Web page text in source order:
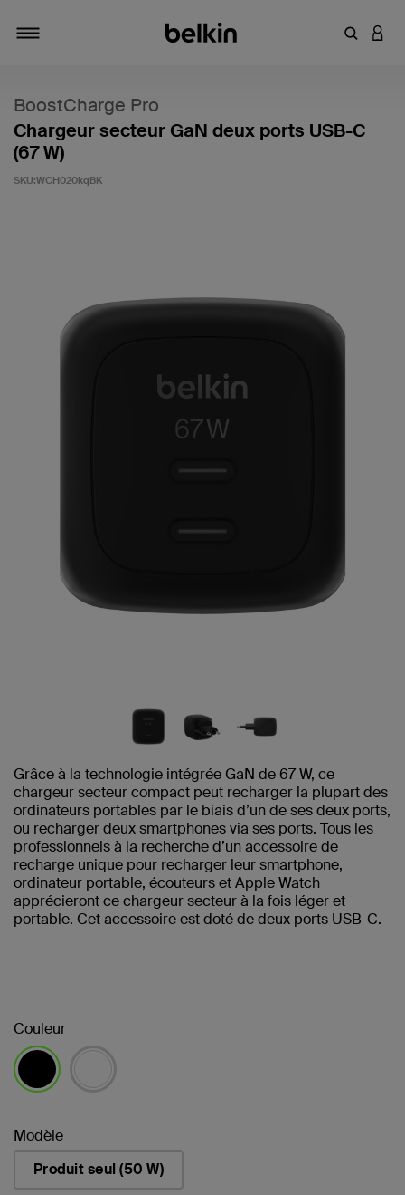
Saisir
BoostCharge Pro
Chargeur secteur GaN deux ports USB-C
(67 W)
SKU:WCH020kqBK
Grâce à la technologie intégrée GaN de 67 W, ce
chargeur secteur compact peut recharger la plupart des
ordinateurs portables par le biais d’un de ses deux ports,
ou recharger deux smartphones via ses ports. Tous les
professionnels à la recherche d’un accessoire de
recharge unique pour recharger leur smartphone,
ordinateur portable, écouteurs et Apple Watch
apprécieront ce chargeur secteur à la fois léger et
portable. Cet accessoire est doté de deux ports USB-C.
Couleur
Modèle
Produit seul (50 W)